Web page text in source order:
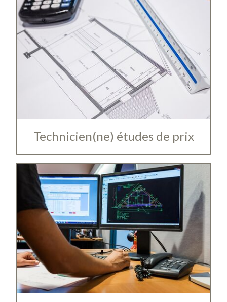
Technicien(ne) études de prix